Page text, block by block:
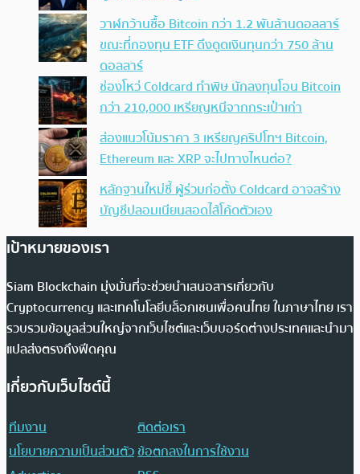
วาฬกว้านซื้อ Bitcoin กว่า 1.2 พันล้านดอลลาร์
ขณะที่กองทุน ETF ดึงดูดเงินทุนกว่า 750 ล้าน
ดอลลาร์
ช่องโหว่ Coldcard ทำพิษ นักลงทุนโอน Bitcoin
กว่า 210,000 เหรียญหนีจากกระเป๋าเก่า
ส่องแนวโน้มราคา 3 เหรียญคริปโทฯ Bitcoin,
Ethereum และ XRP จะไปทางไหนต่อ?
หลักฐานใหม่ชี้ ผู้ร่วมก่อตั้ง Coldcard อาจสร้าง
บัญชีปลอมเนียนสอดไส้โค้ดตัวเอง
เป้าหมายของเรา
Siam Blockchain มุ่งมั่นที่จะช่วยนำเสนอสารเกี่ยวกับ
Cryptocurrency และเทคโนโลยีบล็อกเชนเพื่อคนไทย ในภาษาไทย เรา
รวบรวมข้อมูลส่วนใหญ่จากเว็บไซต์และเว็บบอร์ดต่างประเทศและนำมา
แปลส่งตรงถึงฟีดคุณ
เกี่ยวกับเว็บไซต์นี้
ทีมงาน
ติดต่อเรา
นโยบายความเป็นส่วนตัวข้อตกลงในการใช้งาน